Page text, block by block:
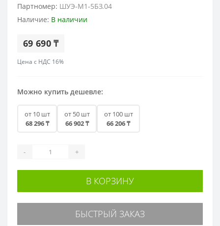
Партномер: ШУЭ-М1-5БЗ.04
Наличие: В наличии
69 690 ₸
Цена с НДС 16%
Можно купить дешевле:
от 10 шт
68 296 ₸
от 50 шт
66 902 ₸
от 100 шт
66 206 ₸
- +
В КОРЗИНУ
БЫСТРЫЙ ЗАКАЗ